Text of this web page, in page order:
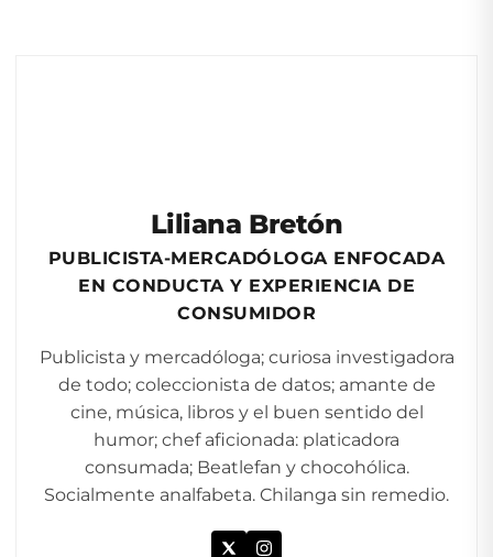
Liliana Bretón
PUBLICISTA-MERCADÓLOGA ENFOCADA
EN CONDUCTA Y EXPERIENCIA DE
CONSUMIDOR
Publicista y mercadóloga; curiosa investigadora
de todo; coleccionista de datos; amante de
cine, música, libros y el buen sentido del
humor; chef aficionada: platicadora
consumada; Beatlefan y chocohólica.
Socialmente analfabeta. Chilanga sin remedio.